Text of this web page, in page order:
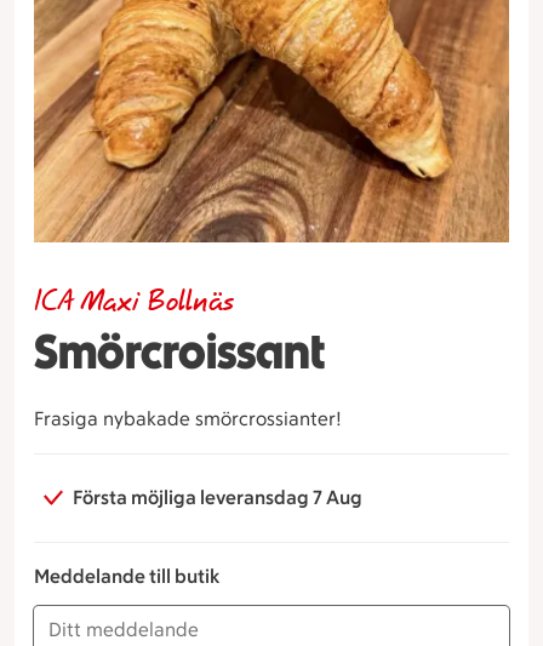
Smörcroissant
ICA Maxi Bollnäs
Frasiga nybakade smörcrossianter!
Första möjliga leveransdag 7 Aug
Meddelande till butik